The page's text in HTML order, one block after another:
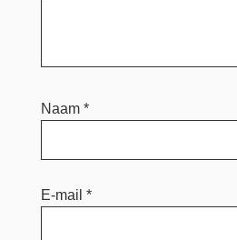
Naam *
E-mail *